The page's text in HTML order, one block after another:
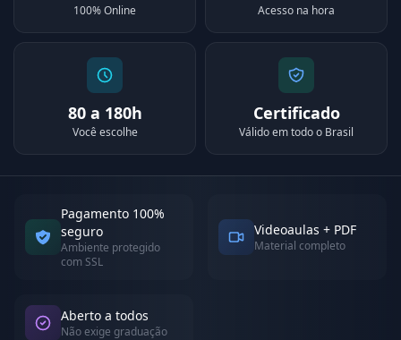
100% Online Acesso na hora
80 a 180h
Você escolhe
Certificado
Válido em todo o Brasil
Pagamento 100%
seguro
Ambiente protegido
com SSL
Videoaulas + PDF
Material completo
Aberto a todos
Não exige graduação